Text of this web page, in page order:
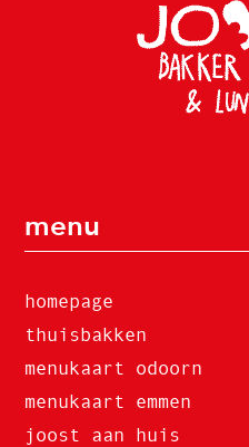
menu
homepage
thuisbakken
menukaart odoorn
menukaart emmen
joost aan huis